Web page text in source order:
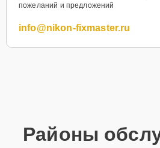
пожеланий и предложений
info@nikon-fixmaster.ru
Районы